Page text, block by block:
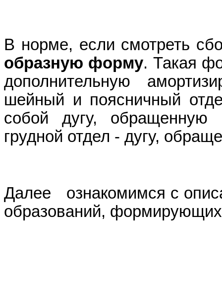
В норме, если смотреть
образную форму. Такая
дополнительную
шейный и поясничный
собой дугу, обращенную
грудной отдел - дугу,
Далее ознакомимся с
образований,